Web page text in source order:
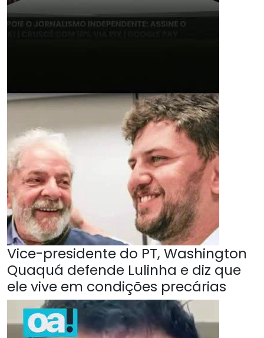
Vice-presidente do PT, Washington
Quaquá defende Lulinha e diz que
ele vive em condições precárias